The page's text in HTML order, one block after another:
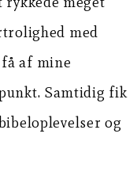
med
af mine
Samtidig fik
og